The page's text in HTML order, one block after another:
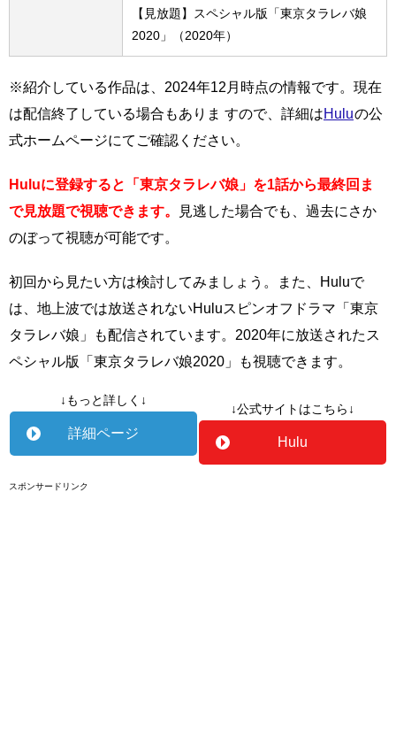
【見放題】スペシャル版「東京タラレバ娘
2020」（2020年）
※紹介している作品は、2024年12月時点の情報です。現在
は配信終了している場合もありま すので、詳細はHuluの公
式ホームページにてご確認ください。
Huluに登録すると「東京タラレバ娘」を1話から最終回ま
で見放題で視聴できます。
見逃した場合でも、過去にさか
のぼって視聴が可能です。
初回から見たい方は検討してみましょう。また、Huluで
は、地上波では放送されないHuluスピンオフドラマ「東京
タラレバ娘」も配信されています。2020年に放送されたス
ペシャル版「東京タラレバ娘2020」も視聴できます。
↓もっと詳しく↓
詳細ページ
↓公式サイトはこちら↓
Hulu
スポンサードリンク